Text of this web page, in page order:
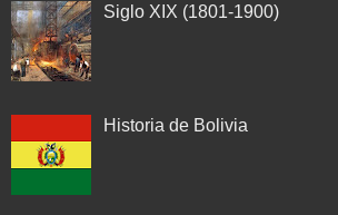
Siglo XIX (1801-1900)
Historia de Bolivia